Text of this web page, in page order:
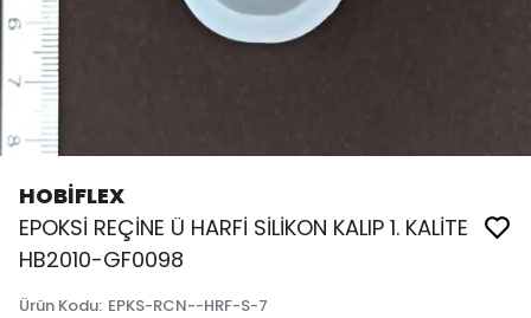
HOBİFLEX
EPOKSİ REÇİNE Ü HARFİ SİLİKON KALIP 1. KALİTE
HB2010-GF0098
Ürün Kodu: EPKS-RCN--HRF-S-7